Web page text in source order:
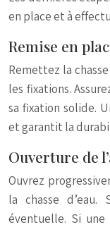
en place et à
Remise en
Remettez la
les fixations.
sa fixation solide.
et garantit la
Ouverture de
Ouvrez
la chasse
éventuelle. Si